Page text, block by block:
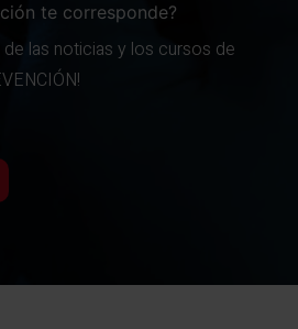
te corresponde?
de las noticias y los cursos de